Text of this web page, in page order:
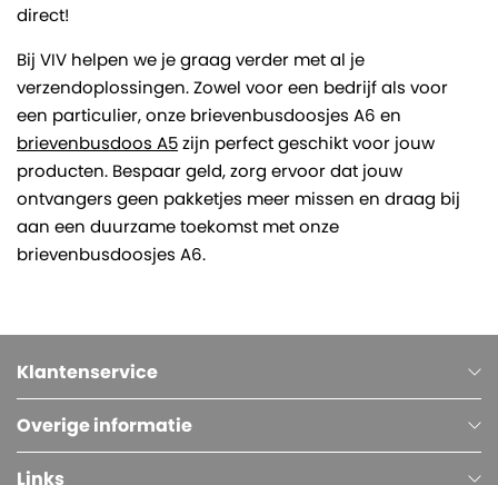
direct!
Bij VIV helpen we je graag verder met al je
verzendoplossingen. Zowel voor een bedrijf als voor
een particulier, onze brievenbusdoosjes A6 en
brievenbusdoos A5zijn perfect geschikt voor jouw
producten. Bespaar geld, zorg ervoor dat jouw
ontvangers geen pakketjes meer missen en draag bij
aan een duurzame toekomst met onze
brievenbusdoosjes A6.
Klantenservice
Overige informatie
Links